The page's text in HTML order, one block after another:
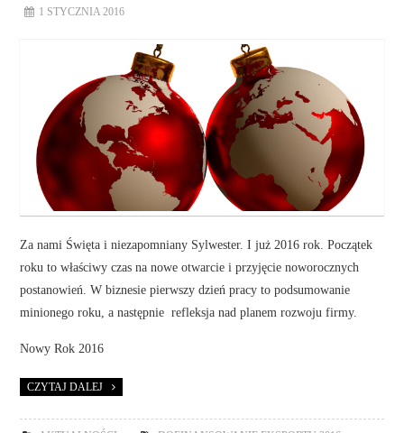
1 STYCZNIA 2016
Za nami Święta i niezapomniany Sylwester. I już 2016 rok. Początek
roku to właściwy czas na nowe otwarcie i przyjęcie noworocznych
postanowień. W biznesie pierwszy dzień pracy to podsumowanie
minionego roku, a następnie refleksja nad planem rozwoju firmy.
Nowy Rok 2016
CZYTAJ DALEJ